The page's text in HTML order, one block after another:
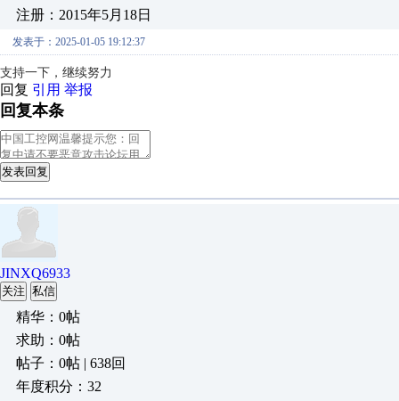
注册：2015年5月18日
发表于：2025-01-05 19:12:37
支持一下，继续努力
回复 引用 举报
回复本条
发表回复
JINXQ6933
关注 私信
精华：0帖
求助：0帖
帖子：0帖 | 638回
年度积分：32